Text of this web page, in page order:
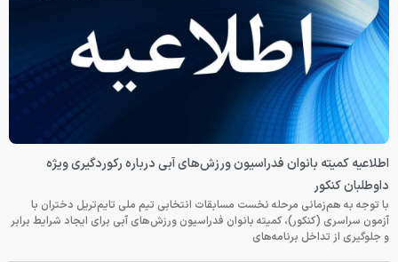
اطلاعیه کمیته بانوان فدراسیون ورزش‌های آبی درباره رکوردگیری ویژه
داوطلبان کنکور
با توجه به هم‌زمانی مرحله نخست مسابقات انتخابی تیم ملی تایم‌تریل دختران با
آزمون سراسری (کنکور)، کمیته بانوان فدراسیون ورزش‌های آبی برای ایجاد شرایط برابر
و جلوگیری از تداخل برنامه‌های